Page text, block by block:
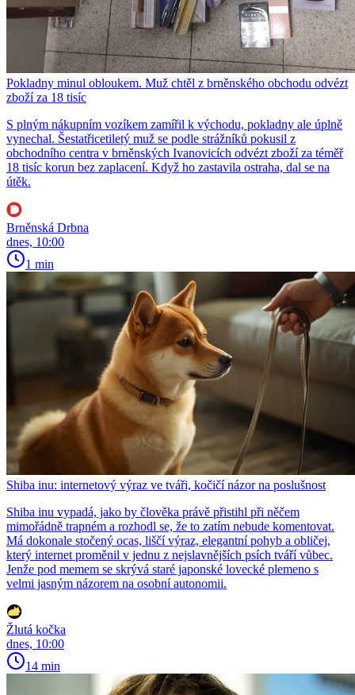
Pokladny minul obloukem. Muž chtěl z brněnského obchodu odvézt
zboží za 18 tisíc
S plným nákupním vozíkem zamířil k východu, pokladny ale úplně
vynechal. Šestatřicetiletý muž se podle strážníků pokusil z
obchodního centra v brněnských Ivanovicích odvézt zboží za téměř
18 tisíc korun bez zaplacení. Když ho zastavila ostraha, dal se na
útěk.
Brněnská Drbna
dnes, 10:00
1 min
Shiba inu: internetový výraz ve tváři, kočičí názor na poslušnost
Shiba inu vypadá, jako by člověka právě přistihl při něčem
mimořádně trapném a rozhodl se, že to zatím nebude komentovat.
Má dokonale stočený ocas, liščí výraz, elegantní pohyb a obličej,
který internet proměnil v jednu z nejslavnějších psích tváří vůbec.
Jenže pod memem se skrývá staré japonské lovecké plemeno s
velmi jasným názorem na osobní autonomii.
Žlutá kočka
dnes, 10:00
14 min